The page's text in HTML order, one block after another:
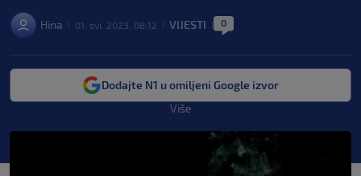
Hina 01. svi. 2023. 08:12 VIJESTI 0
Dodajte N1 u omiljeni Google izvor
Više